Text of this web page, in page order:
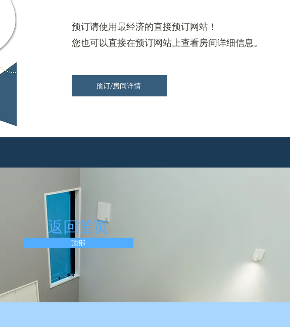
预订请使用最经济的直接预订网站！
您也可以直接在预订网站上查看房间详细信息。
预订/房间详情
​返回首页
顶部